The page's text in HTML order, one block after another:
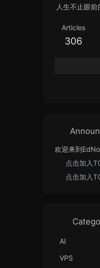
人生不止眼
Articles
306
欢迎来到
点击加入
点击加入
AI
VPS